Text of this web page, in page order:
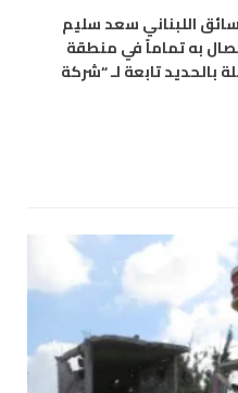
اللبناني سعد سليم
به تماماً في منطقة
بالحديد تابعة لـ “شركة